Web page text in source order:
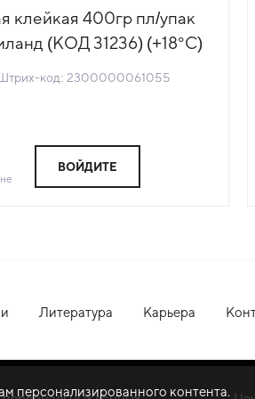
клейкая 400гр пл/упак
(КОД 31236) (+18°С)
код: 2300000061055
ВОЙДИТЕ
Литература Карьера
персонализированного контента.